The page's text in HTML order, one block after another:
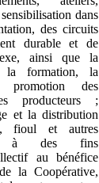
dans
des circuits
durable et de
ainsi que la
la formation, la
promotion des
producteurs ;
et la distribution
fioul et autres
à des fins
au bénéfice
la Coopérative,